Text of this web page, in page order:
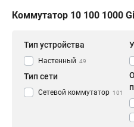
Коммутатор 10 100 1000
Тип устройства
Настенный 49
Тип сети
Сетевой коммутатор 101